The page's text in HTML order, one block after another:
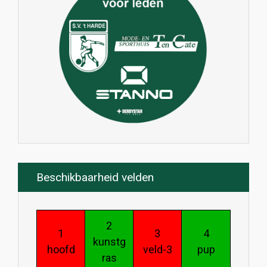
Beschikbaarheid velden
1
hoofd
2
kunstg
ras
3
veld-3
4
pup